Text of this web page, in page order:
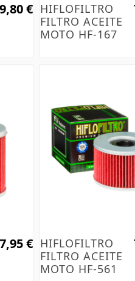
9,80 € HIFLOFILTRO
FILTRO ACEITE
MOTO HF-167
7,95 € HIFLOFILTRO
FILTRO ACEITE
MOTO HF-561